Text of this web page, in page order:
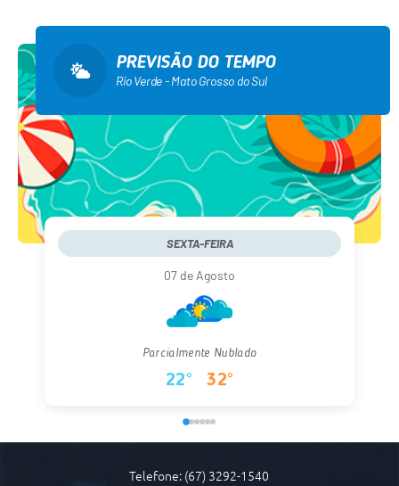
PREVISÃO DO TEMPO
Rio Verde - Mato Grosso do Sul
SEXTA-FEIRA
07 de Agosto
Parcialmente Nublado
22° 32°
Telefone: (67) 3292-1540